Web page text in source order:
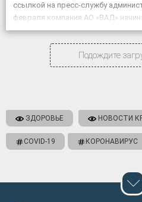
ссылкой на пресс-службу
февраля компания АО «ВАД»
объекта «Дублирующий […]
Подождите
ЗДОРОВЬЕ НОВОСТИ
COVID-19 КОРОНАВИРУС